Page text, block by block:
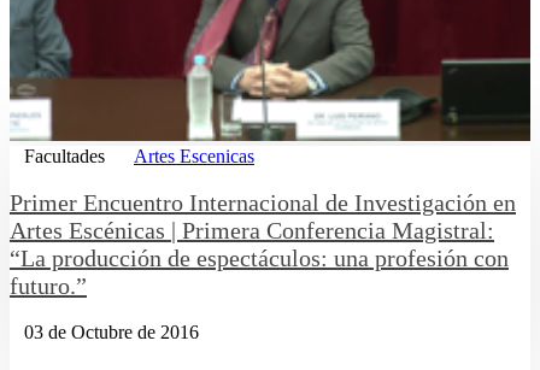
Facultades Artes Escenicas
Primer Encuentro Internacional de Investigación en
Artes Escénicas | Primera Conferencia Magistral:
“La producción de espectáculos: una profesión con
futuro.”
03 de Octubre de 2016